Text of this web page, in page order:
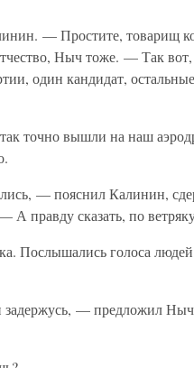
— Простите, товарищ
Ныч тоже. — Так
один кандидат,
точно вышли на наш
— пояснил Калинин,
правду сказать, по
Послышались голоса
задержусь, — предложил